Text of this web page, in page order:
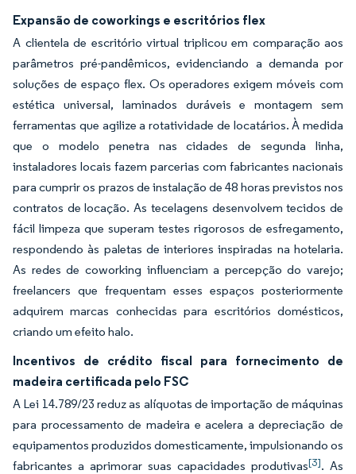
Expansão de coworkings e escritórios flex
A clientela de escritório virtual triplicou em comparação aos
parâmetros pré-pandêmicos, evidenciando a demanda por
soluções de espaço flex. Os operadores exigem móveis com
estética universal, laminados duráveis e montagem sem
ferramentas que agilize a rotatividade de locatários. À medida
que o modelo penetra nas cidades de segunda linha,
instaladores locais fazem parcerias com fabricantes nacionais
para cumprir os prazos de instalação de 48 horas previstos nos
contratos de locação. As tecelagens desenvolvem tecidos de
fácil limpeza que superam testes rigorosos de esfregamento,
respondendo às paletas de interiores inspiradas na hotelaria.
As redes de coworking influenciam a percepção do varejo;
freelancers que frequentam esses espaços posteriormente
adquirem marcas conhecidas para escritórios domésticos,
criando um efeito halo.
Incentivos de crédito fiscal para fornecimento de
madeira certificada pelo FSC
A Lei 14.789/23 reduz as alíquotas de importação de máquinas
para processamento de madeira e acelera a depreciação de
equipamentos produzidos domesticamente, impulsionando os
fabricantes a aprimorar suas capacidades produtivas[3]. As